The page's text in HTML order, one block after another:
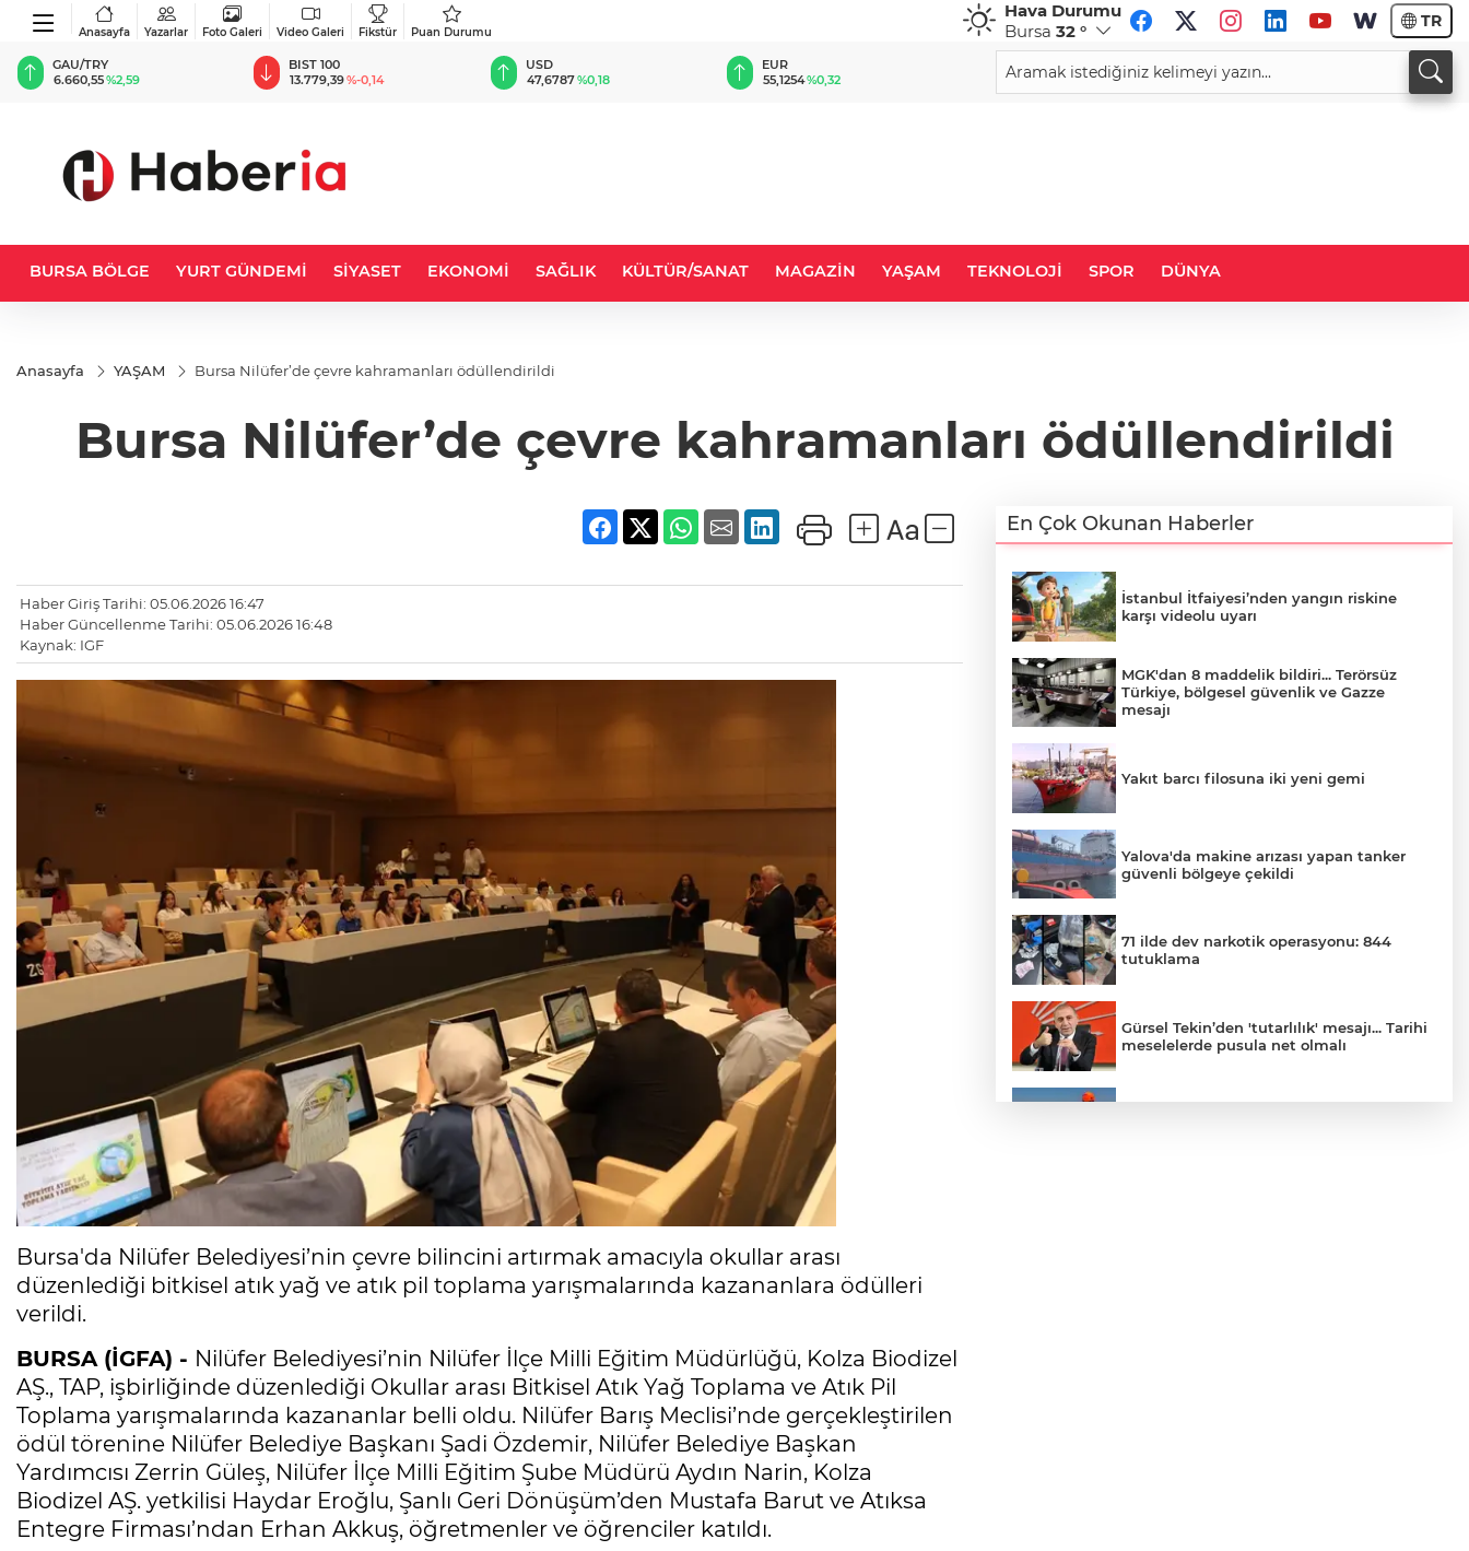
Anasayfa Yazarlar Foto Galeri Video Galeri Fikstür Puan Durumu
Hava Durumu
Bursa 32 ° TR
BIST 100
13.779,39%-0,14
USD
47,6787%0,18
EUR
55,1254%0,32
GBP
64,3468%0,38
CHF
59,0083%0,82
34,1883
BURSA BÖLGE YURT GÜNDEMİ SİYASET EKONOMİ SAĞLIK KÜLTÜR/SANAT MAGAZİN YAŞAM TEKNOLOJİ SPOR DÜNYA
Anasayfa YAŞAM Bursa Nilüfer’de çevre kahramanları ödüllendirildi
Bursa Nilüfer’de çevre kahramanları ödüllendirildi
Haber Giriş Tarihi: 05.06.2026 16:47
Haber Güncellenme Tarihi: 05.06.2026 16:48
Kaynak: IGF
Bursa'da Nilüfer Belediyesi’nin çevre bilincini artırmak amacıyla okullar arası
düzenlediği bitkisel atık yağ ve atık pil toplama yarışmalarında kazananlara ödülleri
verildi.
BURSA (İGFA) - Nilüfer Belediyesi’nin Nilüfer İlçe Milli Eğitim Müdürlüğü, Kolza Biodizel
AŞ., TAP, işbirliğinde düzenlediği Okullar arası Bitkisel Atık Yağ Toplama ve Atık Pil
Toplama yarışmalarında kazananlar belli oldu. Nilüfer Barış Meclisi’nde gerçekleştirilen
ödül törenine Nilüfer Belediye Başkanı Şadi Özdemir, Nilüfer Belediye Başkan
Yardımcısı Zerrin Güleş, Nilüfer İlçe Milli Eğitim Şube Müdürü Aydın Narin, Kolza
Biodizel AŞ. yetkilisi Haydar Eroğlu, Şanlı Geri Dönüşüm’den Mustafa Barut ve Atıksa
Entegre Firması’ndan Erhan Akkuş, öğretmenler ve öğrenciler katıldı.
En Çok Okunan Haberler
İstanbul İtfaiyesi’nden yangın riskine
karşı videolu uyarı
MGK'dan 8 maddelik bildiri... Terörsüz
Türkiye, bölgesel güvenlik ve Gazze
mesajı
Yakıt barcı filosuna iki yeni gemi
Yalova'da makine arızası yapan tanker
güvenli bölgeye çekildi
71 ilde dev narkotik operasyonu: 844
tutuklama
Gürsel Tekin’den 'tutarlılık' mesajı... Tarihi
meselelerde pusula net olmalı